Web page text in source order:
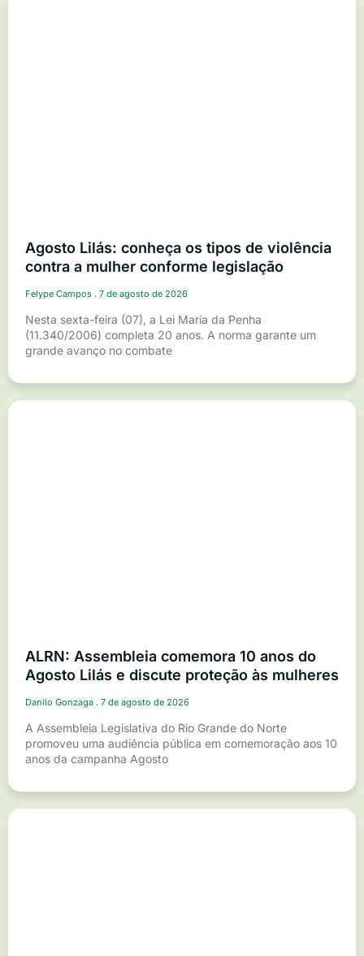
Agosto Lilás: conheça os tipos de violência
contra a mulher conforme legislação
Felype Campos 7 de agosto de 2026
Nesta sexta-feira (07), a Lei Maria da Penha
(11.340/2006) completa 20 anos. A norma garante um
grande avanço no combate
ALRN: Assembleia comemora 10 anos do
Agosto Lilás e discute proteção às mulheres
Danilo Gonzaga 7 de agosto de 2026
A Assembleia Legislativa do Rio Grande do Norte
promoveu uma audiência pública em comemoração aos 10
anos da campanha Agosto